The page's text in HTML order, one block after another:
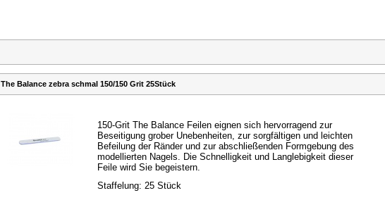
The Balance zebra schmal 150/150 Grit 25Stück
150-Grit The Balance Feilen eignen sich hervorragend zur
Beseitigung grober Unebenheiten, zur sorgfältigen und leichten
Befeilung der Ränder und zur abschließenden Formgebung des
modellierten Nagels. Die Schnelligkeit und Langlebigkeit dieser
Feile wird Sie begeistern.
Staffelung: 25 Stück